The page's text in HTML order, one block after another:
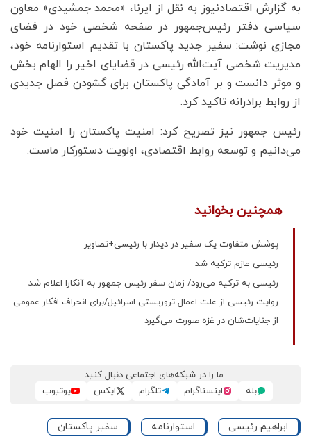
به گزارش اقتصادنیوز به نقل از ایرنا، «محمد جمشیدی» معاون
سیاسی دفتر رئیس‌جمهور در صفحه شخصی خود در فضای
مجازی نوشت: سفیر جدید پاکستان با تقدیم استوارنامه خود،
مدیریت شخصی آیت‌الله رئیسی در قضایای اخیر را الهام بخش
و موثر دانست و بر آمادگی پاکستان برای گشودن فصل جدیدی
از روابط برادرانه تاکید کرد.
رئیس جمهور نیز تصریح کرد: امنیت پاکستان را امنیت خود
می‌دانیم و توسعه روابط اقتصادی، اولویت دستورکار ماست.
همچنین بخوانید
پوشش متفاوت یک سفیر در دیدار با رئیسی+تصاویر
​رئیسی عازم ترکیه شد
رئیسی به ترکیه می‌رود/ زمان سفر رئیس جمهور به آنکارا اعلام شد
روایت رئیسی از علت اعمال تروریستی اسرائیل/برای انحراف افکار عمومی
از جنایات‌شان در غزه صورت می‌گیرد
ما را در شبکه‌های اجتماعی دنبال کنید
بله
اینستاگرام تلگرام ایکس یوتیوب
ابراهیم رئیسی استوارنامه سفیر پاکستان